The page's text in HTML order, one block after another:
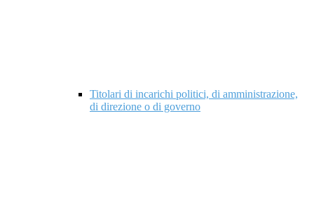
Titolari di incarichi politici, di amministrazione,
di direzione o di governo